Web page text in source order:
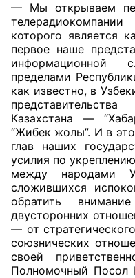
— Мы открываем
которого является
первое наше
информационной
пределами
как известно, в
Казахстана —
“Жибек жолы”. И в
глав наших
усилия по
между народами
сложившихся
обратить
двусторонних
— от
союзнических
своей
Полномочный Посол